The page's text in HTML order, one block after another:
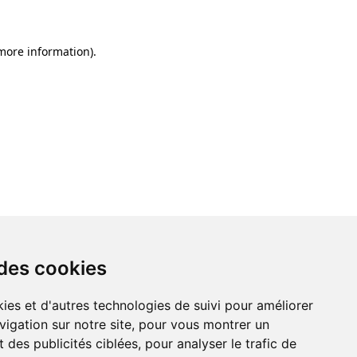
cookies
et d'autres technologies de suivi pour améliorer
sur notre site, pour vous montrer un
des publicités ciblées, pour analyser le trafic de
information).